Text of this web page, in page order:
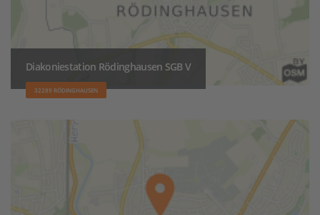
Diakoniestation Rödinghausen SGB V
32289 RÖDINGHAUSEN